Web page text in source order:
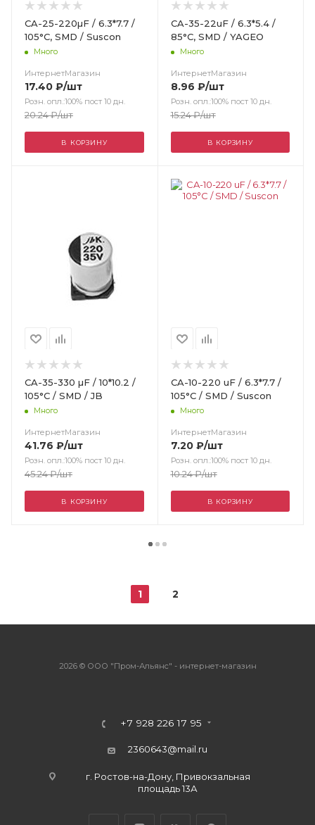
CA-25-220µF / 6.3*7.7 /
105°C, SMD / Suscon
Много
ИнтернетМагазин
17.40 ₽/шт
Розн. опл.:100% пост 10 дн.
20.24₽/шт
В КОРЗИНУ
CA-35-22uF / 6.3*5.4 /
85°C, SMD / YAGEO
Много
ИнтернетМагазин
8.96 ₽/шт
Розн. опл.:100% пост 10 дн.
15.24₽/шт
В КОРЗИНУ
CA-35-330 µF / 10*10.2 /
105°C / SMD / JB
Много
ИнтернетМагазин
41.76 ₽/шт
Розн. опл.:100% пост 10 дн.
45.24₽/шт
В КОРЗИНУ
CA-10-220 uF / 6.3*7.7 /
105°C / SMD / Suscon
Много
ИнтернетМагазин
7.20₽/шт
Розн. опл.:100% пост 10 дн.
10.24₽/шт
В КОРЗИНУ
1 2
2026 © ООО "Пром-Альянс" - интернет-магазин
+7 928 226 17 95
2360643@mail.ru
г. Ростов-на-Дону, Привокзальная
площадь 13А